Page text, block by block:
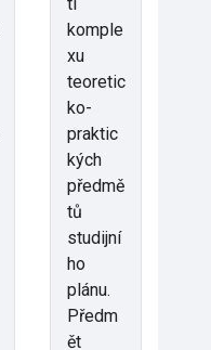
komple
xu
teoretic
ko-
praktic
kých
předmě
tů
studijní
ho
plánu.
Předm
ět